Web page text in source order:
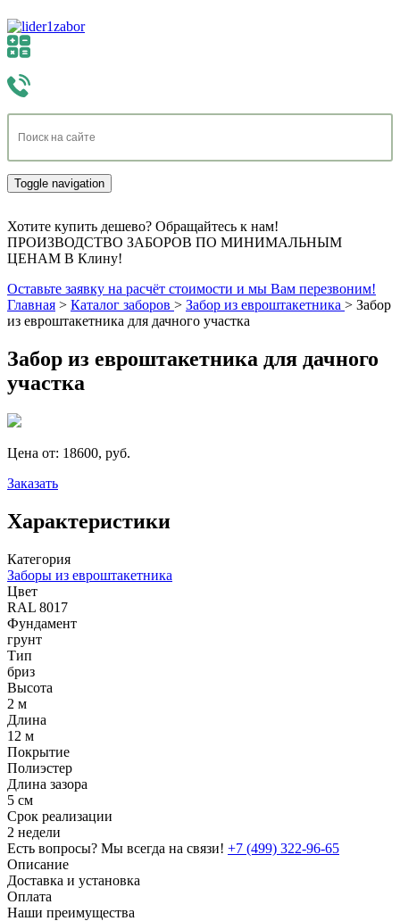
Toggle navigation
Хотите купить дешево? Обращайтесь к нам!
ПРОИЗВОДСТВО ЗАБОРОВ ПО МИНИМАЛЬНЫМ
ЦЕНАМ В Клину!
Оставьте заявку на расчёт стоимости и мы Вам перезвоним!
Главная > Каталог заборов > Забор из евроштакетника > Забор
из евроштакетника для дачного участка
Забор из евроштакетника для дачного
участка
Цена от: 18600, руб.
Заказать
Характеристики
Категория
Заборы из евроштакетника
Цвет
RAL 8017
Фундамент
грунт
Тип
бриз
Высота
2 м
Длина
12 м
Покрытие
Полиэстер
Длина зазора
5 см
Срок реализации
2 недели
Есть вопросы? Мы всегда на связи! +7 (499) 322-96-65
Описание
Доставка и установка
Оплата
Наши преимущества